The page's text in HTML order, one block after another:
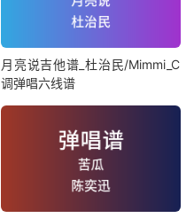
月亮说吉他谱_杜治民/Mimmi_C
调弹唱六线谱